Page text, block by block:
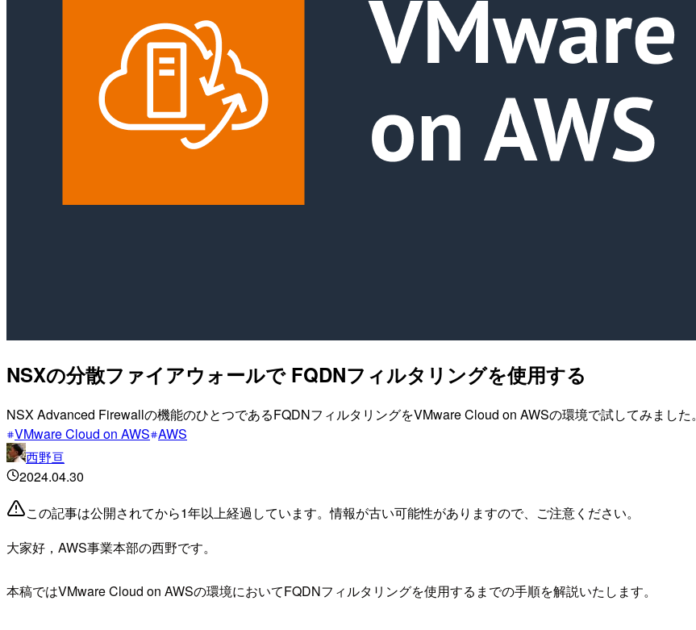
NSXの分散ファイアウォールで FQDNフィルタリングを使用する
NSX Advanced Firewallの機能のひとつであるFQDNフィルタリングをVMware Cloud on AWSの環境で試してみました。
VMware Cloud on AWS AWS
西野亘
2024.04.30
この記事は公開されてから1年以上経過しています。情報が古い可能性がありますので、ご注意ください。
大家好，AWS事業本部の西野です。
本稿ではVMware Cloud on AWSの環境においてFQDNフィルタリングを使用するまでの手順を解説いたします。